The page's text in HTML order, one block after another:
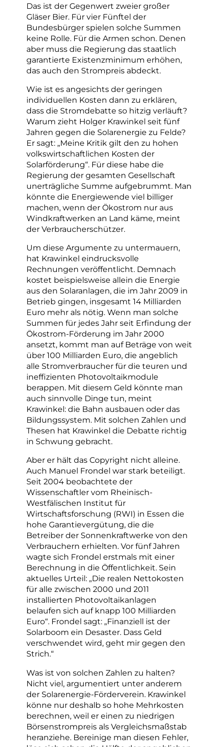
Das ist der Gegenwert zweier großer
Gläser Bier. Für vier Fünftel der
Bundesbürger spielen solche Summen
keine Rolle. Für die Armen schon. Denen
aber muss die Regierung das staatlich
garantierte Existenzminimum erhöhen,
das auch den Strompreis abdeckt.
Wie ist es angesichts der geringen
individuellen Kosten dann zu erklären,
dass die Stromdebatte so hitzig verläuft?
Warum zieht Holger Krawinkel seit fünf
Jahren gegen die Solarenergie zu Felde?
Er sagt: „Meine Kritik gilt den zu hohen
volkswirtschaftlichen Kosten der
Solarförderung“. Für diese habe die
Regierung der gesamten Gesellschaft
unerträgliche Summe aufgebrummt. Man
könnte die Energiewende viel billiger
machen, wenn der Ökostrom nur aus
Windkraftwerken an Land käme, meint
der Verbraucherschützer.
Um diese Argumente zu untermauern,
hat Krawinkel eindrucksvolle
Rechnungen veröffentlicht. Demnach
kostet beispielsweise allein die Energie
aus den Solaranlagen, die im Jahr 2009 in
Betrieb gingen, insgesamt 14 Milliarden
Euro mehr als nötig. Wenn man solche
Summen für jedes Jahr seit Erfindung der
Ökostrom-Förderung im Jahr 2000
ansetzt, kommt man auf Beträge von weit
über 100 Milliarden Euro, die angeblich
alle Stromverbraucher für die teuren und
ineffizienten Photovoltaikmodule
berappen. Mit diesem Geld könnte man
auch sinnvolle Dinge tun, meint
Krawinkel: die Bahn ausbauen oder das
Bildungssystem. Mit solchen Zahlen und
Thesen hat Krawinkel die Debatte richtig
in Schwung gebracht.
Aber er hält das Copyright nicht alleine.
Auch Manuel Frondel war stark beteiligt.
Seit 2004 beobachtete der
Wissenschaftler vom Rheinisch-
Westfälischen Institut für
Wirtschaftsforschung (RWI) in Essen die
hohe Garantievergütung, die die
Betreiber der Sonnenkraftwerke von den
Verbrauchern erhielten. Vor fünf Jahren
wagte sich Frondel erstmals mit einer
Berechnung in die Öffentlichkeit. Sein
aktuelles Urteil: „Die realen Nettokosten
für alle zwischen 2000 und 2011
installierten Photovoltaikanlagen
belaufen sich auf knapp 100 Milliarden
Euro“. Frondel sagt: „Finanziell ist der
Solarboom ein Desaster. Dass Geld
verschwendet wird, geht mir gegen den
Strich.“
Was ist von solchen Zahlen zu halten?
Nicht viel, argumentiert unter anderem
der Solarenergie-Förderverein. Krawinkel
könne nur deshalb so hohe Mehrkosten
berechnen, weil er einen zu niedrigen
Börsenstrompreis als Vergleichsmaßstab
heranziehe. Bereinige man diesen Fehler,